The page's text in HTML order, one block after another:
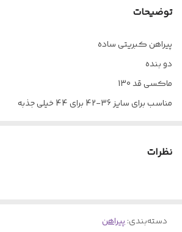
توضیحات
پیراهن کبریتی ساده
دو بنده
ماکسی قد 130
مناسب برای سایز 36-42 برای 44 خیلی جذبه
نظرات
دسته‌بندی:پیراهن